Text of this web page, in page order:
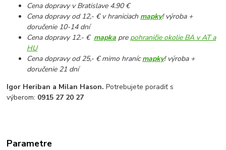
Cena dopravy v Bratislave 4.90 €
Cena dopravy od 12,- € v hraniciach mapky! výroba +
doručenie 10-14 dní
Cena dopravy 12.- € mapka pre pohraničie okolie BA v AT a
HU
Cena dopravy od 25,- € mimo hranícmapky! výroba +
doručenie 21 dní
Igor Heriban a Milan Hason.Potrebujete poradiť s
výberom: 0915 27 20 27
Parametre